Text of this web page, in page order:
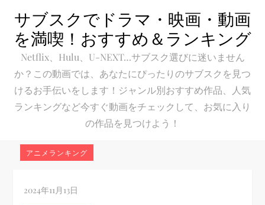
content
サブスクでドラマ・映画・動画
を満喫！おすすめ＆ランキング
Netflix、Hulu、U-NEXT…サブスク選びに迷いません
か？この動画では、あなたにぴったりのサブスクを見つ
けるお手伝いをします！ジャンル別おすすめ作品、人気
ランキングなど今すぐ動画をチェックして、お気に入り
の作品を見つけよう！
アニメランキング